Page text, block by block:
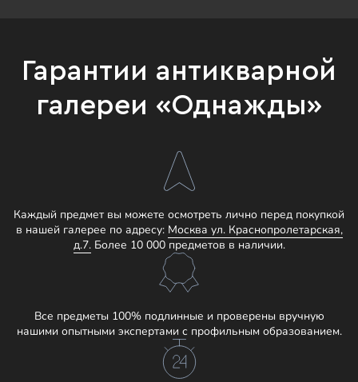
Гарантии антикварной
галереи «Однажды»
Каждый предмет вы можете осмотреть лично перед покупкой
в нашей галерее по адресу: Москва ул. Краснопролетарская,
д.7.Более 10 000 предметов в наличии.
Все предметы 100% подлинные и проверены вручную
нашими опытными экспертами с профильным образованием.